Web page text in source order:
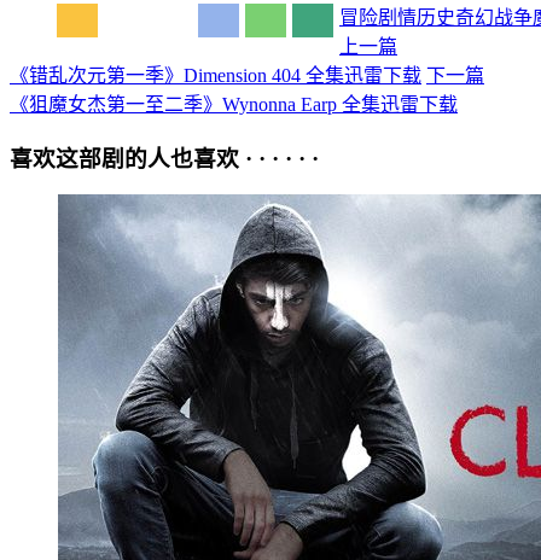
冒险剧情历史奇幻战争
上一篇
《错乱次元第一季》Dimension 404 全集迅雷下载 下一篇
《狙魔女杰第一至二季》Wynonna Earp 全集迅雷下载
喜欢这部剧的人也喜欢 · · · · · ·